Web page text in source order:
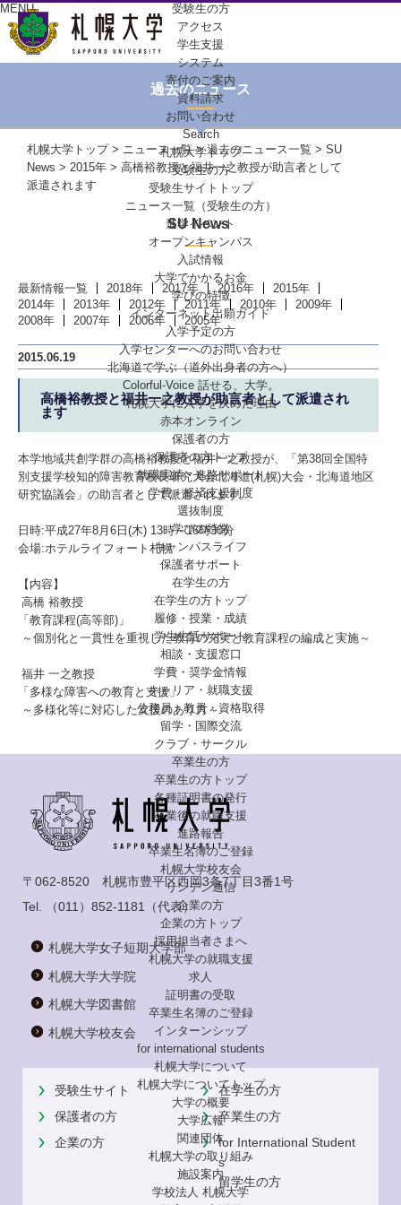
MENU
受験生の方
アクセス
学生支援
システム
寄付のご案内
資料請求
お問い合わせ
Search
札幌大学トップ
受験生の方
受験生サイトトップ
ニュース一覧（受験生の方）
進学イベント
オープンキャンパス
入試情報
大学でかかるお金
学びの特徴
インターネット出願ガイド
入学予定の方
入学センターへのお問い合わせ
北海道で学ぶ（道外出身者の方へ）
Colorful-Voice 話せる、大学。
札幌大学に入学を決めた理由
赤本オンライン
保護者の方
保護者の方トップ
就職実績・進路サポート
学費・経済支援制度
選抜制度
学びの特徴
キャンパスライフ
保護者サポート
在学生の方
在学生の方トップ
履修・授業・成績
学生生活サポート
相談・支援窓口
学費・奨学金情報
キャリア・就職支援
公務員・教員・資格取得
留学・国際交流
クラブ・サークル
卒業生の方
卒業生の方トップ
各種証明書の発行
卒業後の就職支援
進路報告
卒業生名簿のご登録
札幌大学校友会
リンデン通信
企業の方
企業の方トップ
採用担当者さまへ
札幌大学の就職支援
求人
証明書の受取
卒業生名簿のご登録
インターンシップ
for international students
札幌大学について
札幌大学についてトップ
大学の概要
大学広報
関連団体
札幌大学の取り組み
施設案内
学校法人 札幌大学
過去のニュース
札幌大学トップ> ニュース一覧>過去のニュース一覧 > SU
News > 2015年 > 高橋裕教授と福井一之教授が助言者として
派遣されます
SU News
最新情報一覧 2018年 2017年 2016年
2015年
2014年
2013年 2012年 2011年 2010年
2009年
2008年
2007年 2006年 2005年
2015.06.19
高橋裕教授と福井一之教授が助言者として派遣され
ます
本学地域共創学群の高橋裕教授と福井一之教授が、「第38回全国特
別支援学校知的障害教育校長研究大会北海道(札幌)大会・北海道地区
研究協議会」の助言者として派遣されます。
日時:平成27年8月6日(木) 13時～16時30分
会場:ホテルライフォート札幌
【内容】
高橋 裕教授
「教育課程(高等部)」
～個別化と一貫性を重視した教育の充実と教育課程の編成と実施～
福井 一之教授
「多様な障害への教育と支援」
～多様化等に対応した支援のあり方～
〒062-8520 札幌市豊平区西岡3条7丁目3番1号
Tel.
（011）852-1181 （代表）
札幌大学女子短期大学部
札幌大学大学院
札幌大学図書館
札幌大学校友会
受験生サイト
在学生の方
保護者の方
卒業生の方
企業の方
for International Student
s
留学生の方